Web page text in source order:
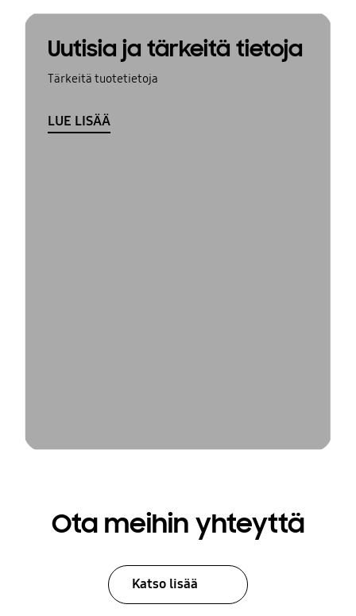
Uutisia ja tärkeitä tietoja
Tärkeitä tuotetietoja
LUE LISÄÄ
Ota meihin yhteyttä
Katso lisää